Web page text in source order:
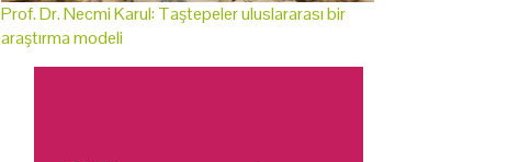
Prof. Dr. Necmi Karul: Taştepeler uluslararası bir
araştırma modeli